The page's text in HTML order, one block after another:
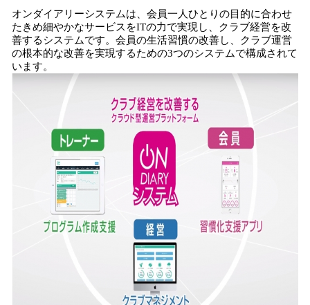
オンダイアリーシステムは、会員一人ひとりの目的に合わせ
たきめ細やかなサービスをITの力で実現し、クラブ経営を改
善するシステムです。会員の生活習慣の改善し、クラブ運営
の根本的な改善を実現するための3つのシステムで構成されて
います。